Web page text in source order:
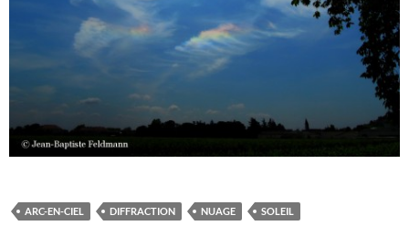
ARC-EN-CIEL DIFFRACTION NUAGE SOLEIL